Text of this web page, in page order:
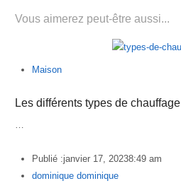
Vous aimerez peut-être aussi...
Maison
Les différents types de chauffage
…
Publié :janvier 17, 20238:49 am
Author
dominique dominique